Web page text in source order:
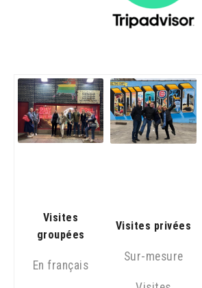
Visites
groupées
En français
Visites privées
Sur-mesure